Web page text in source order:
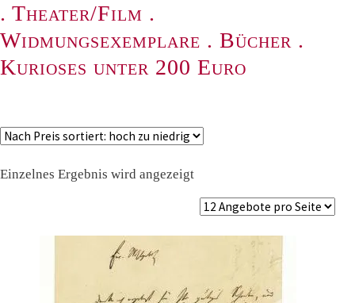
. Theater/Film .
Widmungsexemplare . Bücher .
Kurioses unter 200 Euro
Einzelnes Ergebnis wird angezeigt